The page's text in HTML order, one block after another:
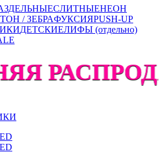
СЛИТНЫЕНЕОН
/ ЗЕБРАФУКСИЯPUSH-UP
ДЕТСКИЕЛИФЫ (отдельно)